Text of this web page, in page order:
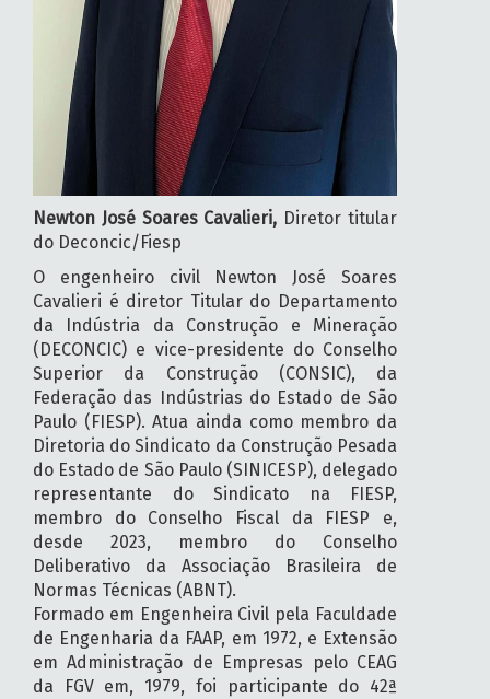
Newton José Soares Cavalieri, Diretor titular
do Deconcic/Fiesp
O engenheiro civil Newton José Soares
Cavalieri é diretor Titular do Departamento
da Indústria da Construção e Mineração
(DECONCIC) e vice-presidente do Conselho
Superior da Construção (CONSIC), da
Federação das Indústrias do Estado de São
Paulo (FIESP). Atua ainda como membro da
Diretoria do Sindicato da Construção Pesada
do Estado de São Paulo (SINICESP), delegado
representante do Sindicato na FIESP,
membro do Conselho Fiscal da FIESP e,
desde 2023, membro do Conselho
Deliberativo da Associação Brasileira de
Normas Técnicas (ABNT).
Formado em Engenheira Civil pela Faculdade
de Engenharia da FAAP, em 1972, e Extensão
em Administração de Empresas pelo CEAG
da FGV em, 1979, foi participante do 42ª